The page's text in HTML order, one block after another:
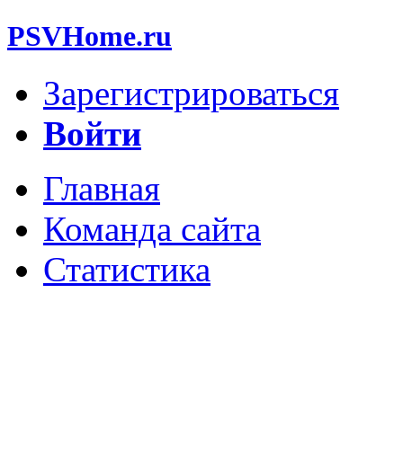
PSVHome.ru
Зарегистрироваться
Войти
Главная
Команда сайта
Статистика